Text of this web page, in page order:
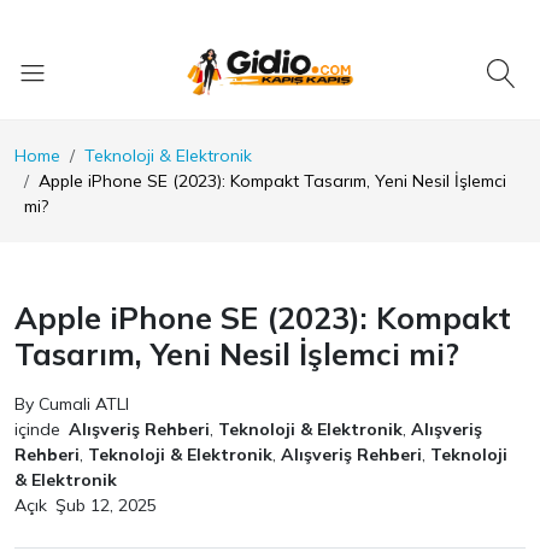
Home
Teknoloji & Elektronik
Apple iPhone SE (2023): Kompakt Tasarım, Yeni Nesil İşlemci
mi?
Apple iPhone SE (2023): Kompakt
Tasarım, Yeni Nesil İşlemci mi?
By Cumali ATLI
içinde Alışveriş Rehberi, Teknoloji & Elektronik, Alışveriş
Rehberi, Teknoloji & Elektronik, Alışveriş Rehberi, Teknoloji
& Elektronik
Açık Şub 12, 2025